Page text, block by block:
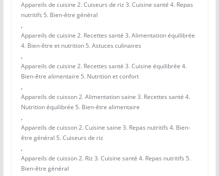
Appareils de cuisine 2. Cuiseurs de riz 3. Cuisine santé 4. Repas
nutritifs 5. Bien-être général
,
Appareils de cuisine 2. Recettes santé 3. Alimentation équilibrée
4. Bien-être et nutrition 5. Astuces culinaires
,
Appareils de cuisine 2. Recettes santé 3. Cuisine équilibrée 4.
Bien-être alimentaire 5. Nutrition et confort
,
Appareils de cuisson 2. Alimentation saine 3. Recettes santé 4.
Nutrition équilibrée 5. Bien-être alimentaire
,
Appareils de cuisson 2. Cuisine saine 3. Repas nutritifs 4. Bien-
être général 5. Cuiseurs de riz
,
Appareils de cuisson 2. Riz 3. Cuisine santé 4. Repas nutritifs 5.
Bien-être général